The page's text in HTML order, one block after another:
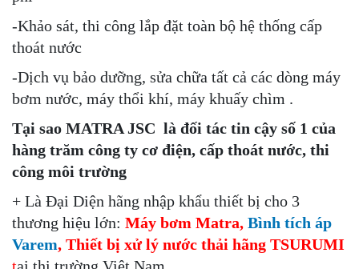
-Khảo sát, thi công lắp đặt toàn bộ hệ thống cấp
thoát nước
-Dịch vụ bảo dưỡng, sửa chữa tất cả các dòng máy
bơm nước, máy thổi khí, máy khuấy chìm .
Tại sao MATRA JSC là đối tác tin cậy số 1 của
hàng trăm công ty cơ điện, cấp thoát nước, thi
công môi trường
+ Là Đại Diện hãng nhập khẩu thiết bị cho 3
thương hiệu lớn: Máy bơm Matra, Bình tích áp
Varem, Thiết bị xử lý nước thải hãng TSURUMI